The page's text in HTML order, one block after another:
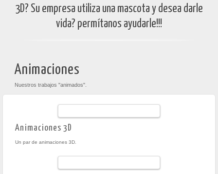
3D? Su empresa utiliza una mascota y desea darle
vida? permítanos ayudarle!!!
Animaciones
Nuestros trabajos "animados".
Animaciones 3D
Un par de animaciones 3D.